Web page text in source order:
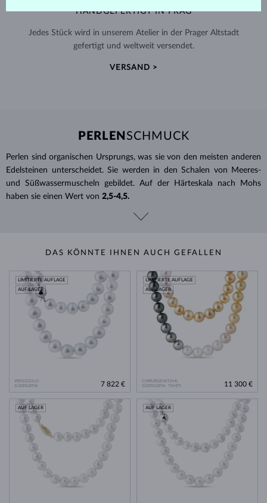
HANDGEFERTIGT IN PRAG
Jedes Stück wird in unserem Atelier in der Prager Altstadt
gefertigt und weltweit versendet.
VERSAND >
PERLEN SCHMUCK
Perlen sind organischen Ursprungs, was sie von den meisten anderen
Edelsteinen unterscheidet. Sie werden in den Schalen von Meeres-
und Süßwassermuscheln gebildet. Auf der Härteskala nach Mohs
haben sie einen Wert von 2,5-4,5.
DAS KÖNNTE IHNEN AUCH GEFALLEN
WEISSGOLD
SÜDPAZIFIK
LIMITIERTE AUFLAGE
AUF LAGER
7 822 €
CHIRURGENSTAHL
SÜDPAZIFIK, TAHITI
LIMITIERTE AUFLAGE
AUF LAGER
11 300 €
AUF LAGER AUF LAGER